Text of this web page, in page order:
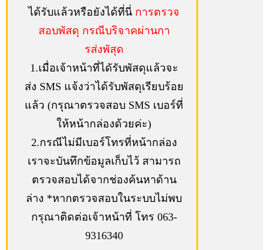
ได้รับแล้วหรือยังได้ที่นี่ การตรวจ
สอบพัสดุ กรณีบริจาคผ่านกา
รส่งพัสุด
1.เมื่อเจ้าหน้าที่ไดัรับพัสดุแล้วจะ
ส่ง SMS แจ้งว่าได้รับพัสดุเรียบร้อย
แล้ว (กรุณาตรวจสอบ SMS เบอร์ที่
ให้หน้ากล่องด้วยค่ะ)
2.กรณีไม่มีเบอร์โทรที่หน้ากล่อง
เราจะบันทึกข้อมูลเก็บไว้ สามารถ
ตรวจสอบได้จากช่องค้นหาด้าน
ล่าง *หากตรวจสอบในระบบไม่พบ
กรุณาติดต่อเจ้าหน้าที่ โทร 063-
9316340